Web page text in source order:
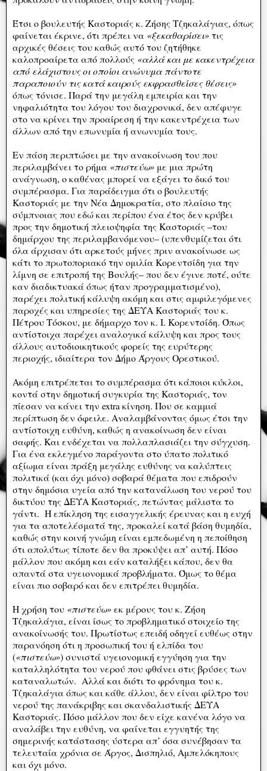
Έτσι ο βουλευτής Καστοριάς κ. Ζήσης Τζηκαλάγιας, όπως
φαίνεται έκρινε, ότι πρέπει να «ξεκαθαρίσει»τις
αρχικές θέσεις του καθώς αυτό του ζητήθηκε
καλοπροαίρετα από πολλούς «αλλά και με κακεντρέχεια
από ελάχιστους οι οποίοι ανώνυμα πάντοτε
παραποιούν τις κατά καιρούς εκφρασθείσες θέσεις»
όπως τόνισε. Παρά την μεγάλη εμπειρία και την
νηφαλιότητα του λόγου του διαχρονικά, δεν απέφυγε
στο να κρίνει την προαίρεση ή την κακεντρέχεια των
άλλων από την επωνυμία ή ανωνυμία τους.
Εν πάση περιπτώσει με την ανακοίνωση του που
περιλαμβάνει το ρήμα «πιστεύω» με μια πρώτη
ανάγνωση, ο καθένας μπορεί να εξάγει το δικό του
συμπέρασμα. Για παράδειγμα ότι ο βουλευτής
Καστοριάς με την Νέα Δημοκρατία, στο πλαίσιο της
σύμπνοιας που εδώ και περίπου ένα έτος δεν κρύβει
προς την δημοτική πλειοψηφία της Καστοριάς –του
δημάρχου της περιλαμβανόμενου– (υπενθυμίζεται ότι
όλα άρχισαν ότι αρκετούς μήνες πριν ανακοίνωσε ως
κάτι το πρωτοποριακό την ομιλία Κορεντσίδη για την
λίμνη σε επιτροπή της Βουλής– που δεν έγινε ποτέ, ούτε
καν διαδικτυακά όπως ήταν προγραμματισμένο),
παρέχει πολιτική κάλυψη ακόμη και στις αμφιλεγόμενες
παροχές και υπηρεσίες της ΔΕΥΑ Καστοριάς του κ.
Πέτρου Τόσκου, με δήμαρχο τον κ. Ι. Κορεντσίδη. Όπως
αντίστοιχα παρέχει αναλογικά κάλυψη και προς τους
άλλους αυτοδιοικητικούς φορείς της ευρύτερης
περιοχής, ιδιαίτερα τον Δήμο Άργους Ορεστικού.
Ακόμη επιτρέπεται το συμπέρασμα ότι κάποιοι κύκλοι,
κοντά στην δημοτική συγκυρία της Καστοριάς, τον
πίεσαν να κάνει την extra κίνηση. Που σε καμμιά
περίπτωση δεν όφειλε. Αναλαμβάνοντας όμως έτσι την
αντίστοιχη ευθύνη, καθώς η ανακοίνωση δεν είναι
σαφής. Και ενδέχεται να πολλαπλασιάζει την σύγχυση.
Για ένα εκλεγμένο παράγοντα στο ύπατο πολιτικό
αξίωμα είναι πράξη μεγάλης ευθύνης να καλύπτεις
πολιτικά (και όχι μόνο) σοβαρά θέματα που επιδρούν
στην δημόσια υγεία από την κατανάλωση του νερού του
δικτύου της ΔΕΥΑ Καστοριάς, πετώντας μάλιστα το
γάντι. Η επίκληση της εισαγγελικής έρευνας και η ευχή
για τα αποτελέσματά της, προκαλεί κατά βάση θυμηδία,
καθώς στην κοινή γνώμη είναι εμπεδωμένη η πεποίθηση
ότι απολύτως τίποτε δεν θα προκύψει απ’ αυτή. Πόσο
μάλλον που ακόμη και εάν καταλήξει κάπου, δεν θα
απαντά στα υγειονομικά προβλήματα. Όμως το θέμα
είναι πιο σοβαρό και δεν επιτρέπει θυμηδία.
Η χρήση του «πιστεύω»εκ μέρους του κ. Ζήση
Τζηκαλάγια, είναι ίσως το προβληματικό στοιχείο της
ανακοίνωσής του. Πρωτίστως επειδή οδηγεί ευθέως στην
παρανόηση ότι η προσωπική του ή ελπίδα του
(«πιστεύω») συνιστά υγειονομική εγγύηση για την
καταλληλότητα του νερού που φθάνει στις βρύσες των
καταναλωτών. Αλλά και διότι το φρόνημα του κ.
Τζηκαλάγια όπως και κάθε άλλου, δεν είναι φίλτρο του
νερού της πανάκριβης και σκανδαλιστικής ΔΕΥΑ
Καστοριάς. Πόσο μάλλον που δεν είχε κανένα λόγο να
αναλάβει την ευθύνη, να φαίνεται εγγυητής της
σημερινής κατάστασης ύστερα απ’ όσα συνέβησαν τα
τελευταία χρόνια σε Άργος, Δισπηλιό, Αμπελόκηπους
και όχι μόνο.